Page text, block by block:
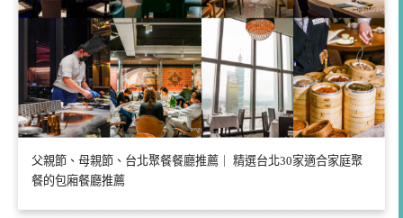
父親節、母親節、台北聚餐餐廳推薦｜ 精選台北30家適合家庭聚
餐的包廂餐廳推薦